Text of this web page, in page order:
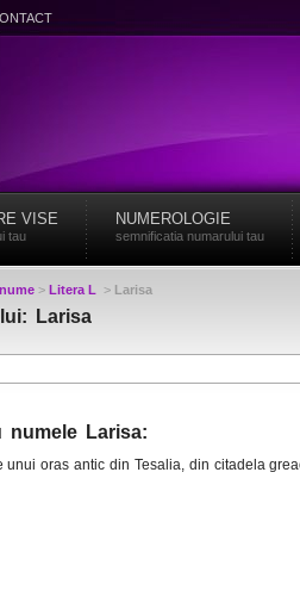
VISE
tau
NUMEROLOGIE
semnificatia numarului tau
> Litera L > Larisa
Larisa
numele Larisa:
unui oras antic din Tesalia, din citadela